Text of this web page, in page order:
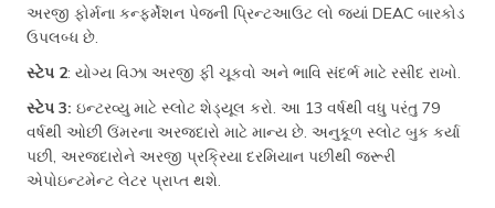
અરજી ફોર્મના કન્ફર્મેશન પેજની પ્રિન્ટઆઉટ લો જ્યાં DEAC બારકોડ
ઉપલબ્ધ છે.
સ્ટેપ 2: યોગ્ય વિઝા અરજી ફી ચૂકવો અને ભાવિ સંદર્ભ માટે રસીદ રાખો.
સ્ટેપ 3: ઇન્ટરવ્યુ માટે સ્લોટ શેડ્યૂલ કરો. આ 13 વર્ષથી વધુ પરંતુ 79
વર્ષથી ઓછી ઉંમરના અરજદારો માટે માન્ય છે. અનુકૂળ સ્લોટ બુક કર્યા
પછી, અરજદારોને અરજી પ્રક્રિયા દરમિયાન પછીથી જરૂરી
એપોઇન્ટમેન્ટ લેટર પ્રાપ્ત થશે.